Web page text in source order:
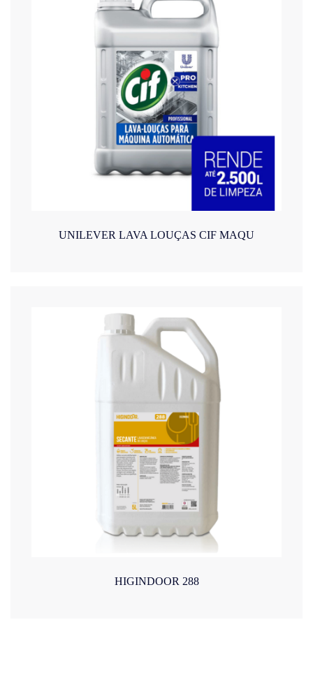
UNILEVER LAVA LOUÇAS CIF MAQU
HIGINDOOR 288